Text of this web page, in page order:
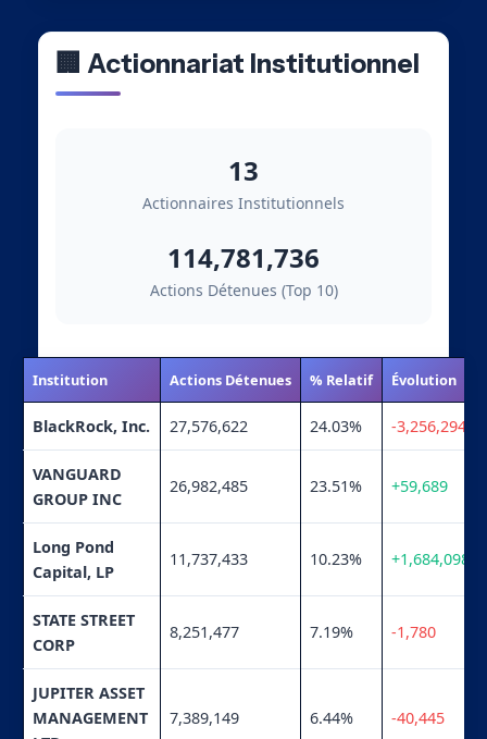
🏢 Actionnariat Institutionnel
13
Actionnaires Institutionnels
114,781,736
Actions Détenues (Top 10)
Institution Actions Détenues % Relatif Évolution
BlackRock, Inc. 27,576,622 24.03% -3,256,294
VANGUARD
GROUP INC
26,982,485 23.51% +59,689
Long Pond
Capital, LP
11,737,433 10.23% +1,684,098
STATE STREET
CORP
8,251,477 7.19% -1,780
JUPITER ASSET
MANAGEMENT
7,389,149 6.44% -40,445